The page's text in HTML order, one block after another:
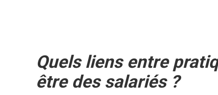
Quels liens entre
être des salariés ?